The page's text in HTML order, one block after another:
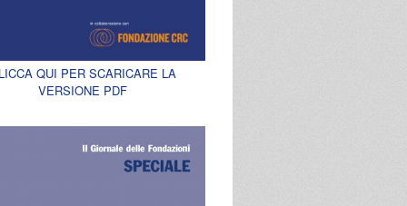
QUI PER SCARICARE LA
VERSIONE PDF